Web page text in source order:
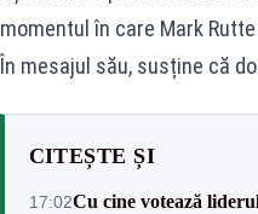
momentul în care Mark
În mesajul său, susține că
CITEȘTE ȘI
17:02Cu cine votează